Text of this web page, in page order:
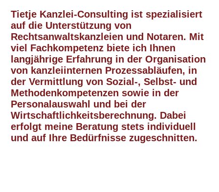
Tietje Kanzlei-Consulting ist spezialisiert
auf d ie Unterstützung von
Rechtsanwaltskanzleien und Notaren. Mit
viel Fachkompetenz biete ich Ihnen
langjährige Erfahrung in der Organisation
von kanzleiinternen Prozessabläufen, in
der Vermittlung von Sozial-, Selbst- und
Methodenkompetenzen sowie in der
Personalauswahl und bei der
Wirtschaftlichkeitsberechnung. Dabei
erfolgt meine Beratung stets individuell
und auf Ihre Bedürfnisse zugeschnitten.